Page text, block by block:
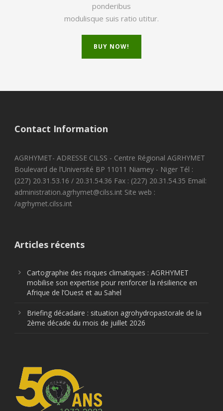
ponderibus
modulisque suis ratio utitur.
BUY NOW!
Contact Information
AGRHYMET- ADRESSE CILSS - Centre Régional AGRHYMET
Boulevard de l’Université BP 11011 Niamey - Niger Tél :
(227) 20.31.53.16 / 20.31.54.36 Fax : (227) 20.31.54.35 Email:
administration.agrhymet@cilss.int Site web :
/agrhymet.cilss.int
Articles récents
Cartographie des risques climatiques : AGRHYMET
mobilise son expertise pour renforcer la résilience en
Afrique de l’Ouest et au Sahel
Briefing décadaire : situation agrohydropastorale de la
2ème décade du mois de juillet 2026